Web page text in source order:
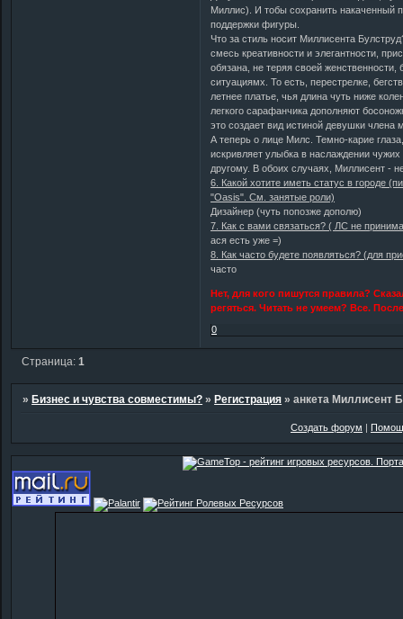
Миллис). И тобы сохранить накаченный
поддержки фигуры.
Что за стиль носит Миллисента
смесь креативности и элегантности,
обязана, не теряя своей
ситуациямх. То есть, перестрелке,
летнее платье, чья длина чуть ниже
легкого сарафанчика дополняют
это создает вид истиной девушки члена
А теперь о лице Милс. Темно-карие
искривляет улыбка в наслаждении
другому. В обоих случаях, Миллисент -
6. Какой хотите иметь статус в городе
"Oasis". См. занятые роли)
Дизайнер (чуть попозже дополю)
7. Как с вами связаться? ( ЛС не
ася есть уже =)
8. Как часто будете появляться? (для
часто
Нет, для кого пишутся правила?
регяться. Читать не умеем? Все.
0
Страница:1
»Бизнес и чувства совместимы? »Регистрация »анкета Миллисент
Создать форум |